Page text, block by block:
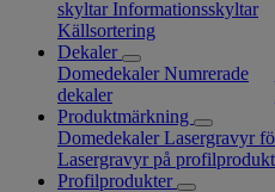
skyltar Informationsskyltar
Källsortering
Dekaler
Domedekaler Numrerade
dekaler
Produktmärkning
Domedekaler Lasergravyr
Lasergravyr på
Profilprodukter